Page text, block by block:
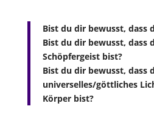
Bist du dir bewusst, dass
Bist du dir bewusst, dass
Schöpfergeist bist?
Bist du dir bewusst, dass
universelles/göttliches
Körper bist?